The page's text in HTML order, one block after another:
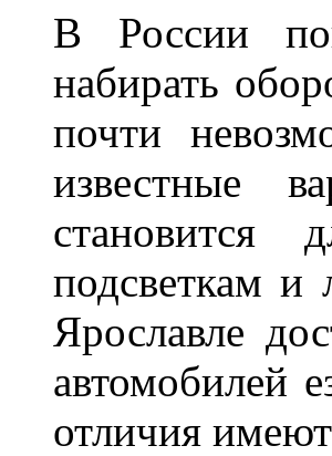
В России
набирать
почти
известные
становится
подсветкам
Ярославле
автомобилей
отличия